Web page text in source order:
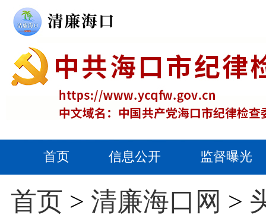
首页 信息公开 监督曝光
首页 > 清廉海口网 >